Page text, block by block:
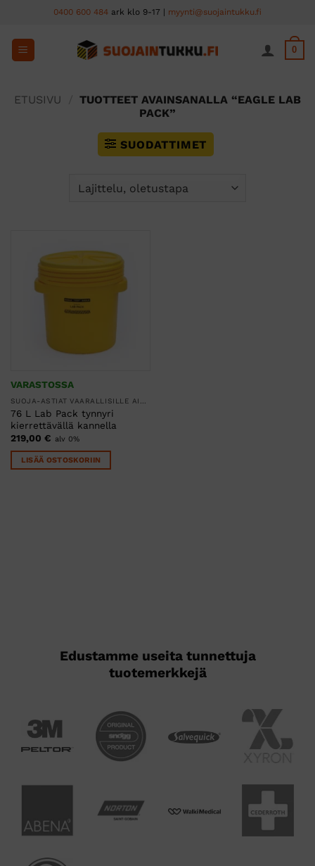
content
0400 600 484 ark klo 9-17 | myynti@suojaintukku.fi
0
ETUSIVU
TUOTTEET AVAINSANALLA “EAGLE LAB
PACK”
SUODATTIMET
VARASTOSSA
76 L Lab Pack tynnyri
kierrettävällä kannella
219,00 € alv 0%
LISÄÄ OSTOSKORIIN
Edustamme useita tunnettuja
tuotemerkkejä